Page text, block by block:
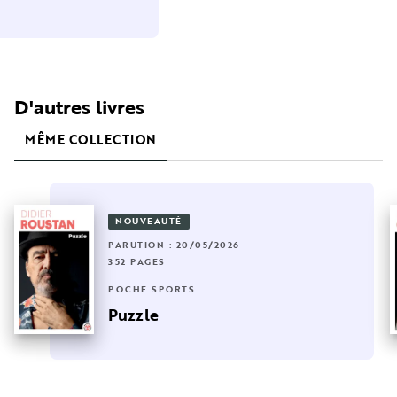
D'autres livres
MÊME COLLECTION
NOUVEAUTÉ
PARUTION : 20/05/2026
352 PAGES
POCHE SPORTS
Puzzle